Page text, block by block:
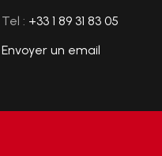
Tel : +33 1 89 31 83 05
Envoyer un email